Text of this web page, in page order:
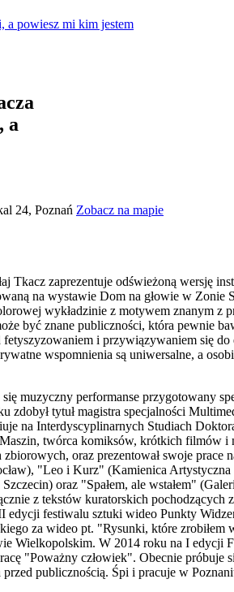
a powiesz mi kim jestem
a
24, Poznań Zobacz na mapie
zaprezentuje odświeżoną wersję
na wystawie Dom na głowie w
wykładzinie z motywem znanym z
być znane publiczności, która pewnie
i przywiązywaniem się
wspomnienia są uniwersalne, a
muzyczny performanse przygotowany
zdobył tytuł magistra specjalności
na Interdyscyplinarnych Studiach
twórca komiksów, krótkich filmów i
oraz prezentował swoje prace
"Leo i Kurz" (Kamienica
oraz "Spałem, ale wstałem"
z tekstów kuratorskich pochodzących
edycji festiwalu sztuki wideo Punkty
za wideo pt. "Rysunki, które zrobiłem
Wielkopolskim. W 2014 roku na I
"Poważny człowiek". Obecnie próbuje
publicznością. Śpi i pracuje w